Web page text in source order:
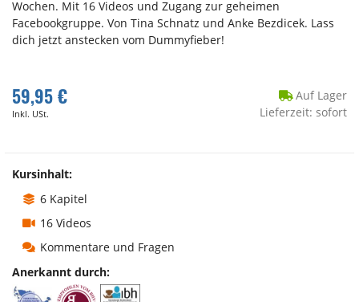
Wochen. Mit 16 Videos und Zugang zur geheimen
Facebookgruppe. Von Tina Schnatz und Anke Bezdicek. Lass
dich jetzt anstecken vom Dummyfieber!
59,95 €
Inkl. USt.
Auf Lager
Lieferzeit: sofort
Kursinhalt:
6 Kapitel
16 Videos
Kommentare und Fragen
Anerkannt durch: